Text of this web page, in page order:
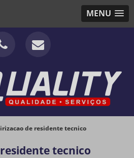
MENU
de residente tecnico
tecnico